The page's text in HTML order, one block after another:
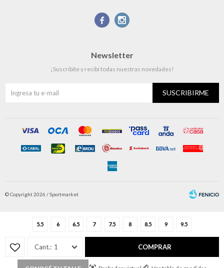
5.5 6 6.5 7 7.5 8 8.5 9 9.5
1 COMPRAR
 
Newsletter
¡Suscribite y recibí todas nuestras novedades!
SUSCRIBIRME
© Copyright 2026 / Sportmarket